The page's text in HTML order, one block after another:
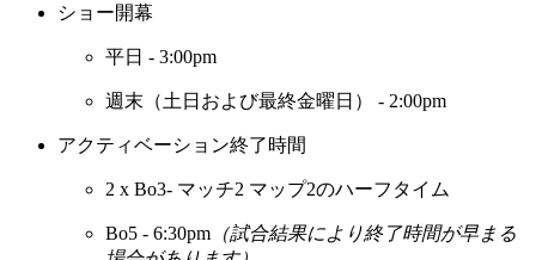
ショー開幕
平日 - 3:00pm
週末（土日および最終金曜日） - 2:00pm
アクティベーション終了時間
2 x Bo3- マッチ2 マップ2のハーフタイム
Bo5 - 6:30pm （試合結果により終了時間が早まる